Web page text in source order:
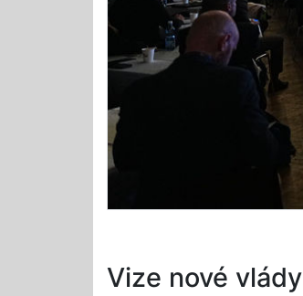
Vize nové vlády